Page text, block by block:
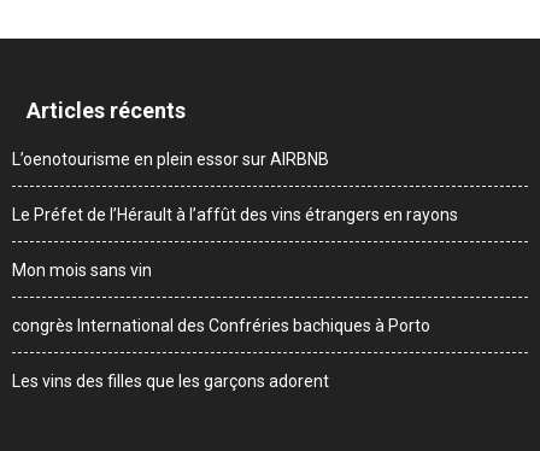
Articles récents
L’oenotourisme en plein essor sur AIRBNB
Le Préfet de l’Hérault à l’affût des vins étrangers en rayons
Mon mois sans vin
congrès International des Confréries bachiques à Porto
Les vins des filles que les garçons adorent